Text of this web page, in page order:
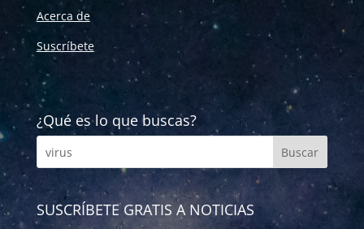
Acerca de
Suscríbete
¿Qué es lo que buscas?
SUSCRÍBETE GRATIS A NOTICIAS